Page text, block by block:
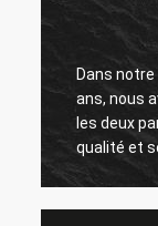
Dans
ans, nous
les deux
qualité et
ont grand